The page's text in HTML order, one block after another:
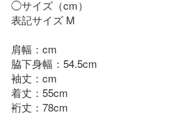
◯サイズ（cm）
表記サイズ M
肩幅：cm
脇下身幅：54.5cm
袖丈：cm
着丈：55cm
裄丈：78cm